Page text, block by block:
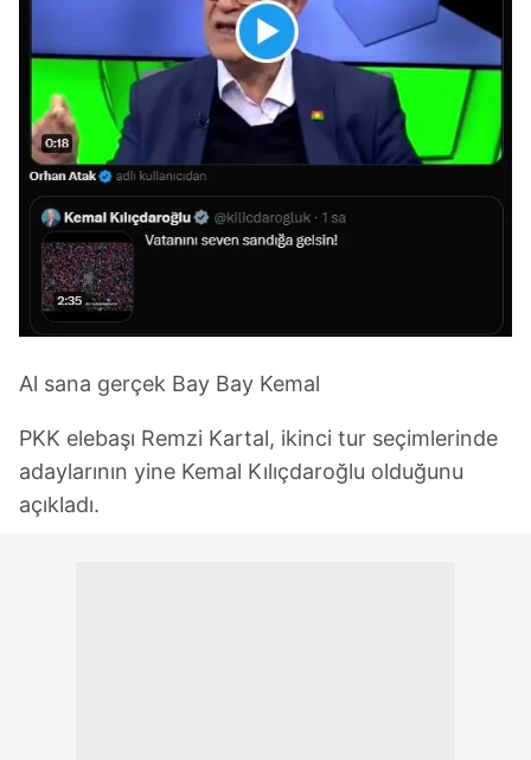
Al sana gerçek Bay Bay Kemal
PKK elebaşı Remzi Kartal, ikinci tur seçimlerinde
adaylarının yine Kemal Kılıçdaroğlu olduğunu
açıkladı.